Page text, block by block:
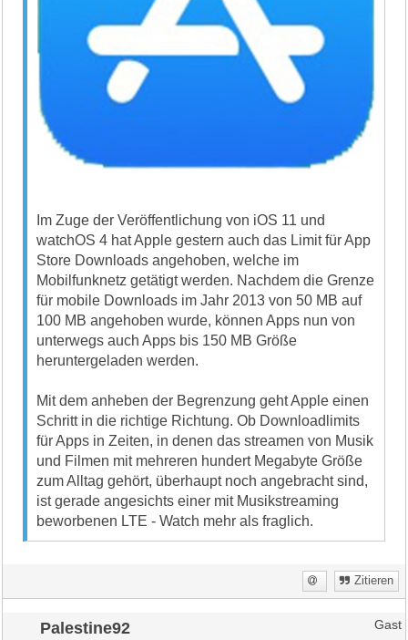
Im Zuge der Veröffentlichung von iOS 11 und
watchOS 4 hat Apple gestern auch das Limit für App
Store Downloads angehoben, welche im
Mobilfunknetz getätigt werden. Nachdem die Grenze
für mobile Downloads im Jahr 2013 von 50 MB auf
100 MB angehoben wurde, können Apps nun von
unterwegs auch Apps bis 150 MB Größe
heruntergeladen werden.
Mit dem anheben der Begrenzung geht Apple einen
Schritt in die richtige Richtung. Ob Downloadlimits
für Apps in Zeiten, in denen das streamen von Musik
und Filmen mit mehreren hundert Megabyte Größe
zum Alltag gehört, überhaupt noch angebracht sind,
ist gerade angesichts einer mit Musikstreaming
beworbenen LTE - Watch mehr als fraglich.
Zitieren
Palestine92 Gast